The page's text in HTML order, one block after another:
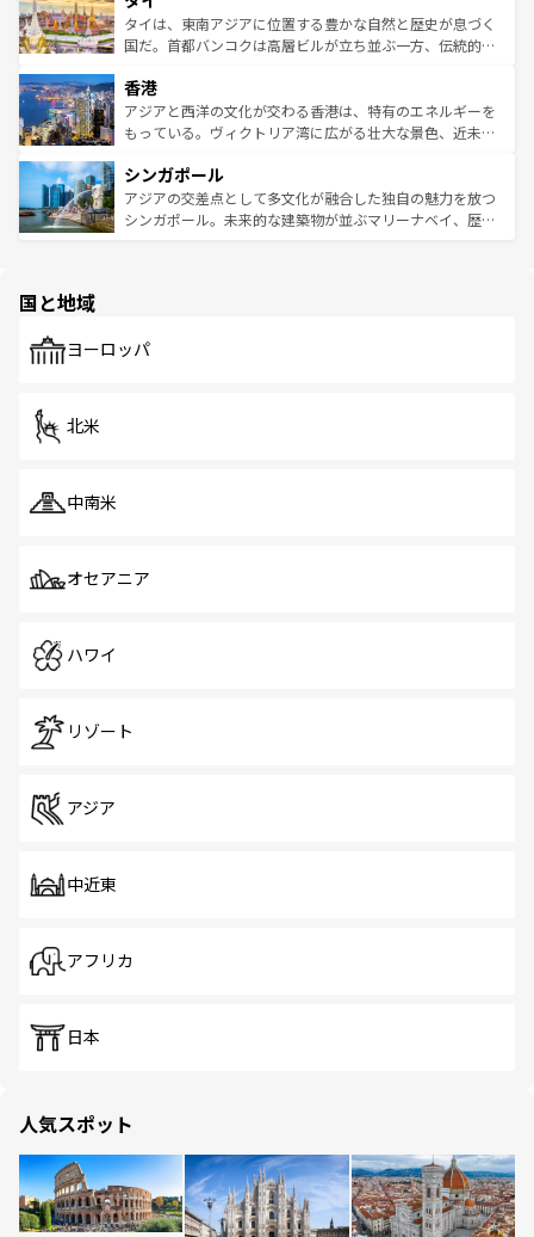
わってみてほしい。 なお、新着の韓国情報はコンテンツ一
覧を参照してほしい。
ーチミン市のフランス統治時代の建物も、独特の雰囲気を
醸し出している。また、バラエティの豊かさとおいしさで
とつ。フォーやバインミー、ベトナムコーヒーなどは、ぜ
ひ現地で味わいたい。どの地域を訪れてもあたたかい人々
が旅行者を迎えてくれるので、きっと忘れられない旅にな
参照してほしい。
タイは、東南アジアに位置する豊かな自然と歴史が息づく
国だ。首都バンコクは高層ビルが立ち並ぶ一方、伝統的な
の活気が交差している。北部ではチェンマイなどの山岳地
帯で自然と触れ合い、南部ではプーケットやクラビの美し
いビーチでリゾート気分を楽しむことができる。タイ料理
激する。気候は一年中温暖で、どの季節にも異なる楽しみ
が待っている。親しみやすいタイの人々、仏教を中心とし
た文化、そして多様な観光資源が、訪れる旅人を魅了し続
香港
アジアと西洋の文化が交わる香港は、特有のエネルギーを
もっている。ヴィクトリア湾に広がる壮大な景色、近未来
み、どこを訪れても感動するはず。観光スポットが密集し
ており、効率よく見どころを回れるのも魅力。息をのむよ
うな絶景から文化的な体験まで、香港を存分に楽しみ尽く
シンガポール
アジアの交差点として多文化が融合した独自の魅力を放つ
シンガポール。未来的な建築物が並ぶマリーナベイ、歴史
で、ホーカーズは地元の風情を楽しめる外せないスポット
国と地域
ヨーロッパ
北米
中南米
オセアニア
ハワイ
リゾート
アジア
中近東
アフリカ
日本
人気スポット